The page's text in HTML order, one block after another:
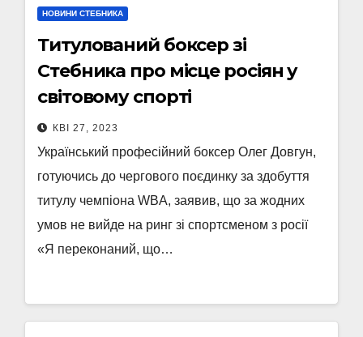
НОВИНИ СТЕБНИКА
Титулований боксер зі
Стебника про місце росіян у
світовому спорті
КВІ 27, 2023
Український професійний боксер Олег Довгун,
готуючись до чергового поєдинку за здобуття
титулу чемпіона WBA, заявив, що за жодних
умов не вийде на ринг зі спортсменом з росії
«Я переконаний, що…